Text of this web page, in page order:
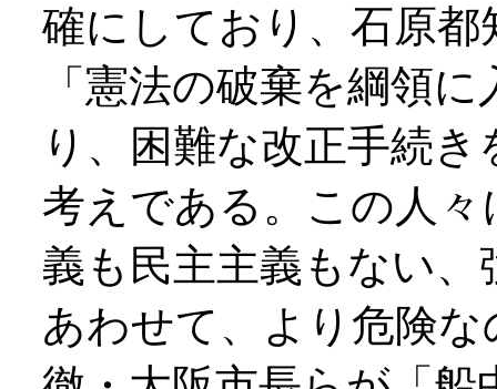
確にしており、石原
「憲法の破棄を綱領
り、困難な改正手続
考えである。この人
義も民主主義もない
あわせて、より危険